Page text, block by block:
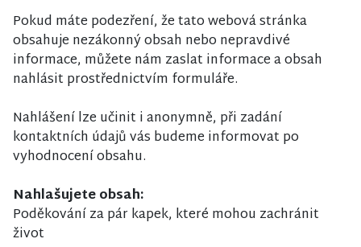
Pokud máte podezření, že tato webová stránka
obsahuje nezákonný obsah nebo nepravdivé
informace, můžete nám zaslat informace a obsah
nahlásit prostřednictvím formuláře.
Nahlášení lze učinit i anonymně, při zadání
kontaktních údajů vás budeme informovat po
vyhodnocení obsahu.
Nahlašujete obsah:
Poděkování za pár kapek, které mohou zachránit
život